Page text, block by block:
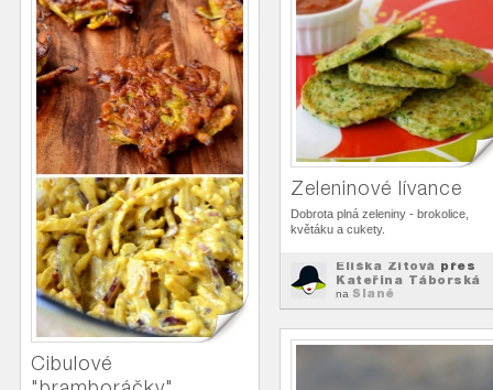
Cibulové
Zeleninové lívance
Dobrota plná zeleniny - brokolice,
květáku a cukety.
Eliška Zitová přes
Kateřina Táborská
na Slané